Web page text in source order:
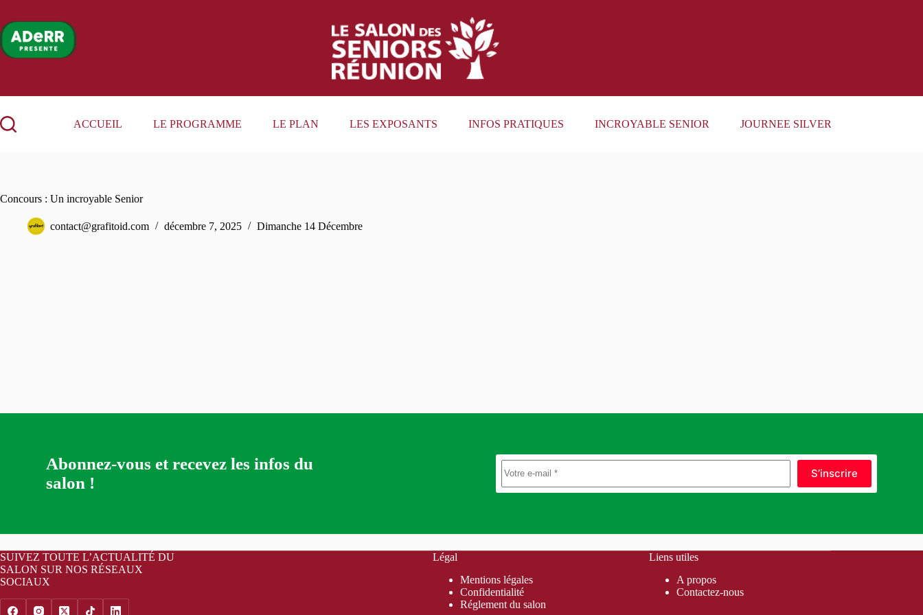
contenu
ACCUEIL LE PROGRAMME LE PLAN LES EXPOSANTS INFOS PRATIQUES INCROYABLE SENIOR JOURNEE SILVER ECO ET JOB
Concours : Un incroyable Senior
contact@grafitoid.com décembre 7, 2025 Dimanche 14 Décembre
Abonnez-vous et recevez les infos du
salon !
S’inscrire
SUIVEZ TOUTE L’ACTUALITÉ DU
SALON SUR NOS RÉSEAUX
SOCIAUX
Légal
Mentions légales
Confidentialité
Réglement du salon
Liens utiles
A propos
Contactez-nous